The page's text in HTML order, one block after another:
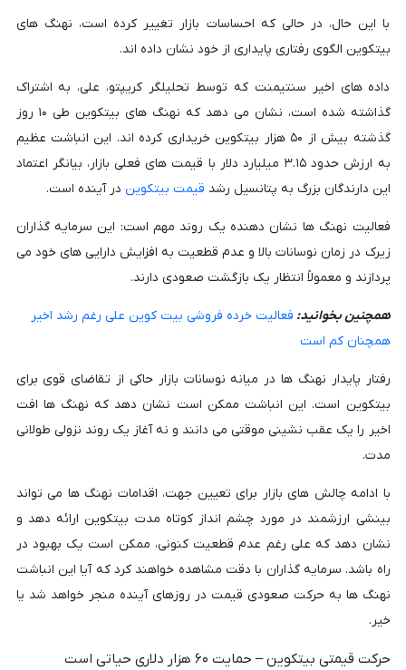
با این حال، در حالی که احساسات بازار تغییر کرده است، نهنگ های
بیتکوین الگوی رفتاری پایداری از خود نشان داده اند.
داده های اخیر سنتیمنت که توسط تحلیلگر کریپتو، علی، به اشتراک
گذاشته شده است، نشان می دهد که نهنگ های بیتکوین طی ۱۰ روز
گذشته بیش از ۵۰ هزار بیتکوین خریداری کرده اند. این انباشت عظیم
به ارزش حدود ۳.۱۵ میلیارد دلار با قیمت های فعلی بازار، بیانگر اعتماد
این دارندگان بزرگ به پتانسیل رشد قیمت بیتکوین در آینده است.
فعالیت نهنگ ها نشان دهنده یک روند مهم است: این سرمایه گذاران
زیرک در زمان نوسانات بالا و عدم قطعیت به افزایش دارایی های خود می
پردازند و معمولاً انتظار یک بازگشت صعودی دارند.
همچنین بخوانید: فعالیت خرده فروشی بیت کوین علی رغم رشد اخیر
همچنان کم است
رفتار پایدار نهنگ ها در میانه نوسانات بازار حاکی از تقاضای قوی برای
بیتکوین است. این انباشت ممکن است نشان دهد که نهنگ ها افت
اخیر را یک عقب نشینی موقتی می دانند و نه آغاز یک روند نزولی طولانی
مدت.
با ادامه چالش های بازار برای تعیین جهت، اقدامات نهنگ ها می تواند
بینشی ارزشمند در مورد چشم انداز کوتاه مدت بیتکوین ارائه دهد و
نشان دهد که علی رغم عدم قطعیت کنونی، ممکن است یک بهبود در
راه باشد. سرمایه گذاران با دقت مشاهده خواهند کرد که آیا این انباشت
نهنگ ها به حرکت صعودی قیمت در روزهای آینده منجر خواهد شد یا
خیر.
حرکت قیمتی بیتکوین – حمایت ۶۰ هزار دلاری حیاتی است